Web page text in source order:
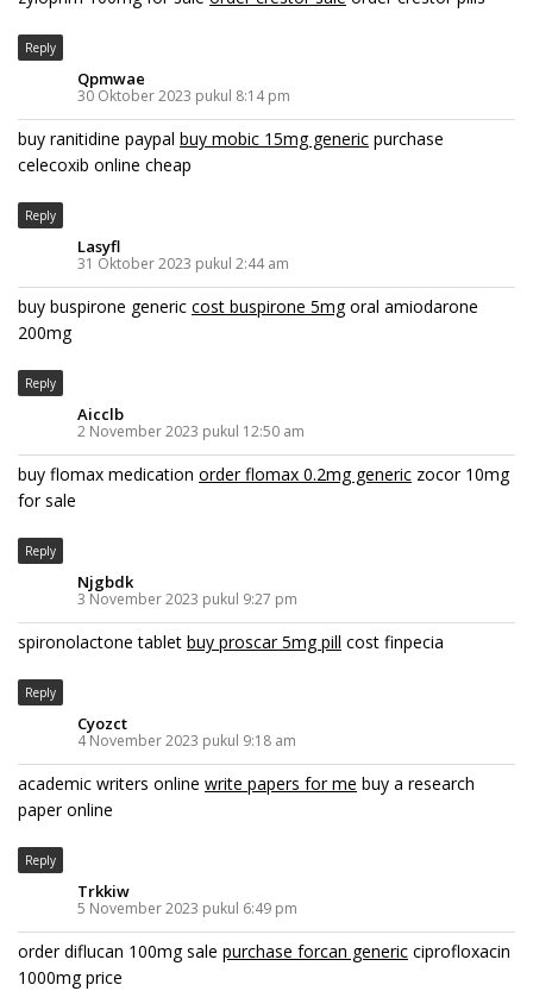
Reply
Qpmwae
30 Oktober 2023 pukul 8:14 pm
buy ranitidine paypal buy mobic 15mg generic purchase
celecoxib online cheap
Reply
Lasyfl
31 Oktober 2023 pukul 2:44 am
buy buspirone generic cost buspirone 5mgoral amiodarone
200mg
Reply
Aicclb
2 November 2023 pukul 12:50 am
buy flomax medication order flomax 0.2mg generic zocor 10mg
for sale
Reply
Njgbdk
3 November 2023 pukul 9:27 pm
spironolactone tablet buy proscar 5mg pill cost finpecia
Reply
Cyozct
4 November 2023 pukul 9:18 am
academic writers online write papers for me buy a research
paper online
Reply
Trkkiw
5 November 2023 pukul 6:49 pm
order diflucan 100mg sale purchase forcan generic ciprofloxacin
1000mg price